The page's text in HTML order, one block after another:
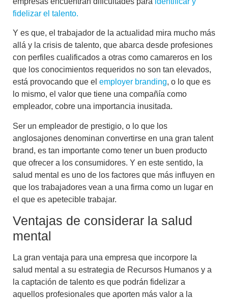
fidelizar el talento.
Y es que, el trabajador de la actualidad mira mucho más
allá y la crisis de talento, que abarca desde profesiones
con perfiles cualificados a otras como camareros en los
que los conocimientos requeridos no son tan elevados,
está provocando que el employer branding, o lo que es
lo mismo, el valor que tiene una compañía como
empleador, cobre una importancia inusitada.
Ser un empleador de prestigio, o lo que los
anglosajones denominan convertirse en una gran talent
brand, es tan importante como tener un buen producto
que ofrecer a los consumidores. Y en este sentido, la
salud mental es uno de los factores que más influyen en
que los trabajadores vean a una firma como un lugar en
el que es apetecible trabajar.
Ventajas de considerar la salud
mental
La gran ventaja para una empresa que incorpore la
salud mental a su estrategia de Recursos Humanos y a
la captación de talento es que podrán fidelizar a
aquellos profesionales que aporten más valor a la